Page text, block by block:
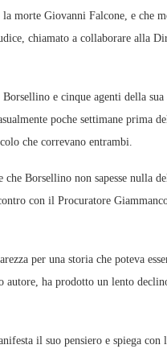
morte Giovanni Falcone, e che
chiamato a collaborare alla
e cinque agenti della sua
poche settimane prima
che correvano entrambi.
Borsellino non sapesse nulla
con il Procuratore
per una storia che poteva
ha prodotto un lento
il suo pensiero e spiega con